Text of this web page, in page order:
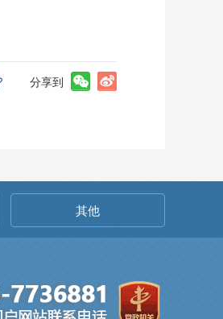
分享到
其他